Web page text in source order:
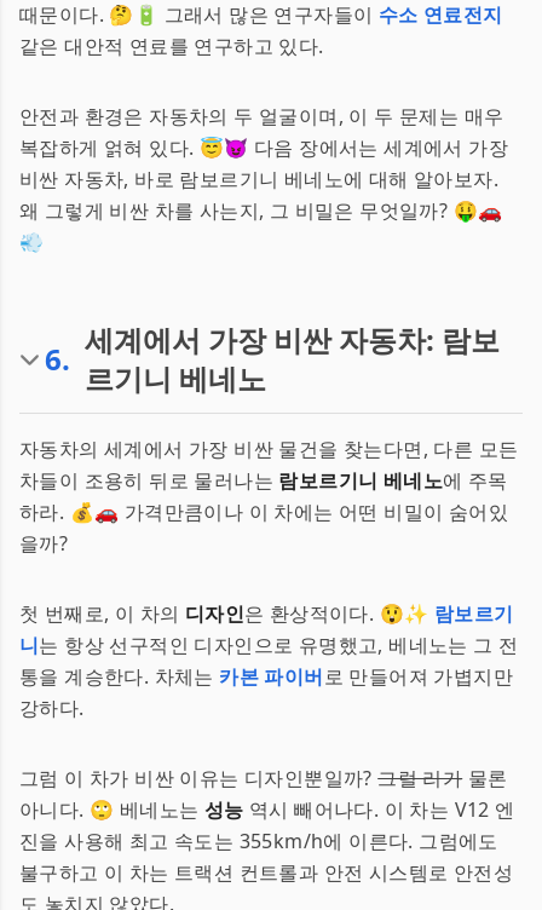
때문이다. 🤔🔋 그래서 많은 연구자들이 수소 연료전지
같은 대안적 연료를 연구하고 있다.
안전과 환경은 자동차의 두 얼굴이며, 이 두 문제는 매우
복잡하게 얽혀 있다. 😇😈 다음 장에서는 세계에서 가장
비싼 자동차, 바로 람보르기니 베네노에 대해 알아보자.
왜 그렇게 비싼 차를 사는지, 그 비밀은 무엇일까? 🤑🚗
💨
6. 세계에서 가장 비싼 자동차: 람보
르기니 베네노
자동차의 세계에서 가장 비싼 물건을 찾는다면, 다른 모든
차들이 조용히 뒤로 물러나는 람보르기니 베네노에 주목
하라. 💰🚗 가격만큼이나 이 차에는 어떤 비밀이 숨어있
을까?
첫 번째로, 이 차의 디자인은 환상적이다. 😲✨ 람보르기
니는 항상 선구적인 디자인으로 유명했고, 베네노는 그 전
통을 계승한다. 차체는 카본 파이버로 만들어져 가볍지만
강하다.
그럼 이 차가 비싼 이유는 디자인뿐일까?그럴 리가물론
아니다. 🙄 베네노는 성능 역시 빼어나다. 이 차는 V12 엔
진을 사용해 최고 속도는 355km/h에 이른다. 그럼에도
불구하고 이 차는 트랙션 컨트롤과 안전 시스템로 안전성
도 놓치지 않았다.